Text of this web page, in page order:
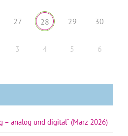
27 28 29 30
3 4 5 6
– analog und digital“ (März 2026)